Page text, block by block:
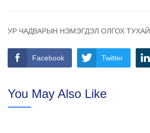
УР ЧАДВАРЫН НЭМЭГДЭЛ ОЛГОХ ТУХАЙ
Facebook Twitter
You May Also Like